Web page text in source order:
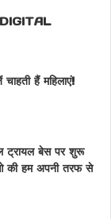
हैं महिलाएं!
बेस पर शुरू
की हम अपनी तरफ से